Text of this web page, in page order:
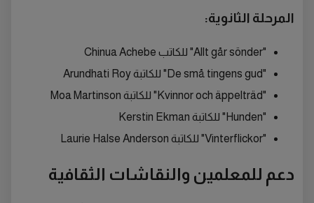
المرحلة الثانوية:
"Allt går sönder" للكاتب Chinua Achebe
"De små tingens gud" للكاتبة Arundhati Roy
"Kvinnor och äppelträd" للكاتبة Moa Martinson
"Hunden" للكاتبة Kerstin Ekman
"Vinterflickor" للكاتبة Laurie Halse Anderson
دعم للمعلمين والنقاشات الثقافية